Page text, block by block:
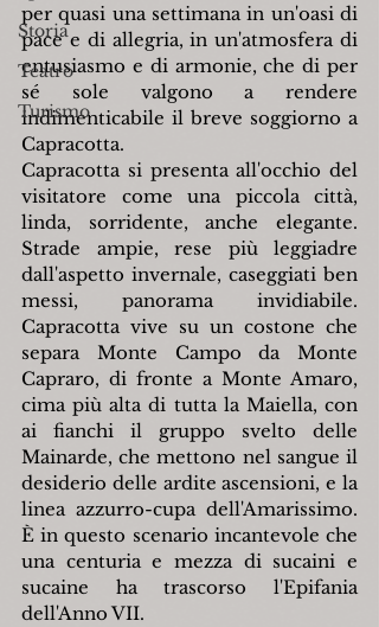
Storia
Teatro
Turismo
per quasi una settimana in un'oasi di
pace e di allegria, in un'atmosfera di
entusiasmo e di armonie, che di per
sé sole valgono a rendere
indimenticabile il breve soggiorno a
Capracotta.
Capracotta si presenta all'occhio del
visitatore come una piccola città,
linda, sorridente, anche elegante.
Strade ampie, rese più leggiadre
dall'aspetto invernale, caseggiati ben
messi, panorama invidiabile.
Capracotta vive su un costone che
separa Monte Campo da Monte
Capraro, di fronte a Monte Amaro,
cima più alta di tutta la Maiella, con
ai fianchi il gruppo svelto delle
Mainarde, che mettono nel sangue il
desiderio delle ardite ascensioni, e la
linea azzurro-cupa dell'Amarissimo.
È in questo scenario incantevole che
una centuria e mezza di sucaini e
sucaine ha trascorso l'Epifania
dell'Anno VII.